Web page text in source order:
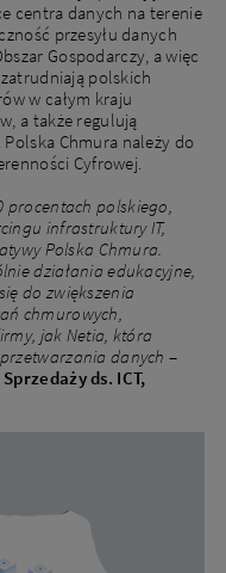
centra danych na terenie
przesyłu danych
Gospodarczy, a więc
polskich
w całym kraju
a także regulują
Chmura należy do
Cyfrowej.
procentach polskiego,
infrastruktury IT,
Polska Chmura.
działania edukacyjne,
do zwiększenia
chmurowych,
jak Netia, która
danych–
ds. ICT,